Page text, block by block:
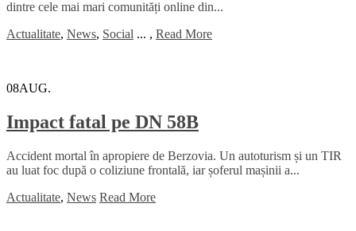
dintre cele mai mari comunități online din...
Actualitate, News, Social ... , Read More
08AUG.
Impact fatal pe DN 58B
Accident mortal în apropiere de Berzovia. Un autoturism și un TIR
au luat foc după o coliziune frontală, iar șoferul mașinii a...
Actualitate, News Read More